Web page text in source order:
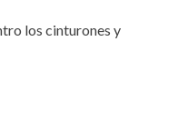
los cinturones y